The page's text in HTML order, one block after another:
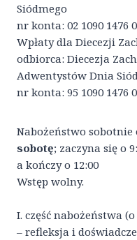
Siódmego
nr konta: 02 1090 1476
Wpłaty dla Diecezji
odbiorca: Diecezja
Adwentystów Dnia
nr konta: 95 1090 1476
Nabożeństwo sobotnie
sobotę; zaczyna się o
a kończy o 12:00
Wstęp wolny.
I. część nabożeństwa (o
– refleksja i